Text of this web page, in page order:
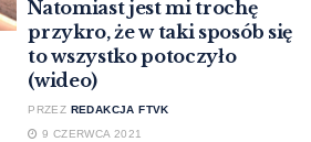
Natomiast jest mi trochę
przykro, że w taki sposób się
to wszystko potoczyło
(wideo)
PRZEZ REDAKCJA FTVK
9 CZERWCA 2021